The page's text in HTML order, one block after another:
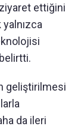
ettiğini
geliştirilmesi
da ileri